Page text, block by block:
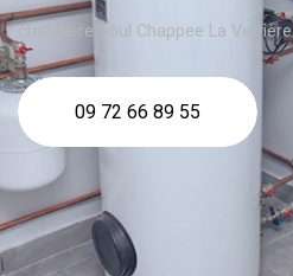
chaudière fioul Chappee La Verrière
09 72 66 89 55